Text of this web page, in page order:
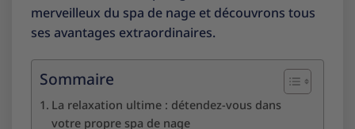
merveilleux du spa de nage et découvrons tous
ses avantages extraordinaires.
Sommaire
La relaxation ultime : détendez-vous dans
votre propre spa de nage